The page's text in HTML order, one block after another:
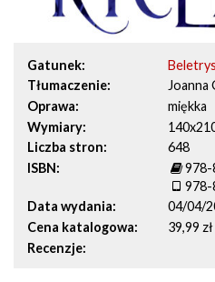
Gatunek
Tłumaczenie
Joanna
Oprawa
miękka
Wymiary
Liczba stron
648
ISBN
978-
978-
Data wydania
04/04/
Cena katalogowa
39,99 zł
Recenzje